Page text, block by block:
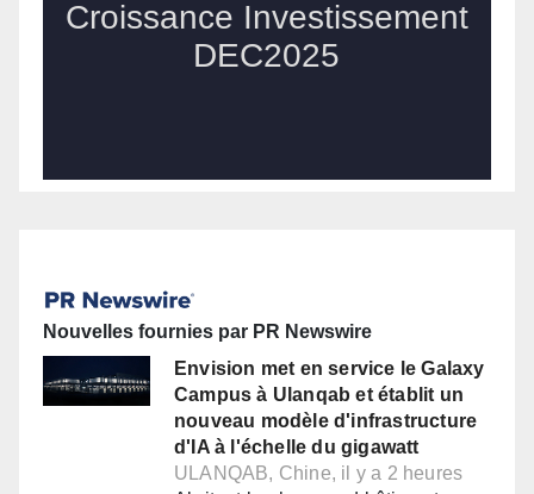
Nouvelles fournies par PR Newswire
Envision met en service le Galaxy
Campus à Ulanqab et établit un
nouveau modèle d'infrastructure
d'IA à l'échelle du gigawatt
ULANQAB, Chine, il y a 2 heures